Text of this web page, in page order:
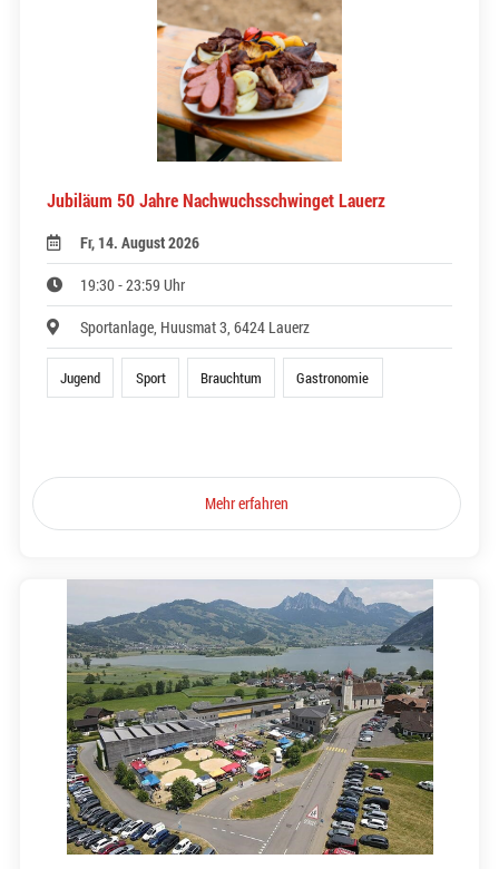
Jubiläum 50 Jahre Nachwuchsschwinget Lauerz
Fr, 14. August 2026
19:30 - 23:59 Uhr
Sportanlage, Huusmat 3, 6424 Lauerz
Jugend Sport Brauchtum Gastronomie
Mehr erfahren